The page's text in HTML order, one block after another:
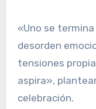
«Uno se
desorden
tensiones
aspira»,
celebración.